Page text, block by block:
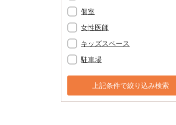
個室
女性医師
キッズスペース
駐車場
上記条件で絞り込み検索